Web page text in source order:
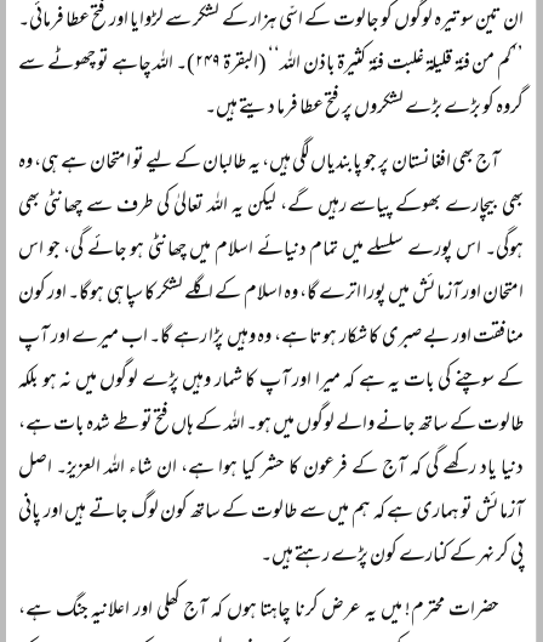
ان تین سو تیرہ لوگوں کو جالوت کے اسّی ہزار کے لشکر سے لڑوایا اور فتح عطا فرمائی۔
’’کم من فئۃ قلیلۃ غلبت فئۃ کثیرۃ باذن اللہ‘‘ (البقرۃ ۲۴۹)۔ اللہ چاہے تو چھوٹے سے
گروہ کو بڑے بڑے لشکروں پر فتح عطا فرما دیتے ہیں۔
آج بھی افغانستان پر جو پابندیاں لگی ہیں، یہ طالبان کے لیے تو امتحان ہے ہی، وہ
بھی بیچارے بھوکے پیاسے رہیں گے، لیکن یہ اللہ تعالیٰ کی طرف سے چھانٹی بھی
ہوگی۔ اس پورے سلسلے میں تمام دنیائے اسلام میں چھانٹی ہو جائے گی، جو اس
امتحان اور آزمائش میں پورا اترے گا، وہ اسلام کے اگلے لشکر کا سپاہی ہوگا۔ اور کون
منافقت اور بے صبری کا شکار ہوتا ہے، وہ وہیں پڑا رہے گا۔ اب میرے اور آپ
کے سوچنے کی بات یہ ہے کہ میرا اور آپ کا شمار وہیں پڑے لوگوں میں نہ ہو بلکہ
طالوت کے ساتھ جانے والے لوگوں میں ہو۔ اللہ کے ہاں فتح تو طے شدہ بات ہے،
دنیا یاد رکھے گی کہ آج کے فرعون کا حشر کیا ہوا ہے، ان شاء اللہ العزیز۔ اصل
آزمائش تو ہماری ہے کہ ہم میں سے طالوت کے ساتھ کون لوگ جاتے ہیں اور پانی
پی کر نہر کے کنارے کون پڑے رہتے ہیں۔
حضرات محترم! میں یہ عرض کرنا چاہتا ہوں کہ آج کھلی اور اعلانیہ جنگ ہے،